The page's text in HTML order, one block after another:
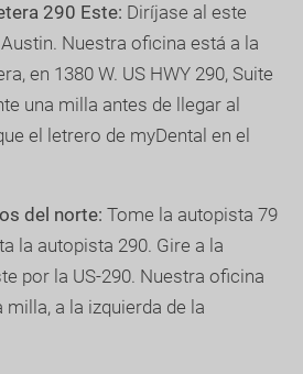
290 Este: Diríjase al este
Nuestra oficina está a la
en 1380 W. US HWY 290, Suite
una milla antes de llegar al
el letrero de myDental en el
del norte: Tome la autopista 79
la autopista 290. Gire a la
por la US-290. Nuestra oficina
a la izquierda de la